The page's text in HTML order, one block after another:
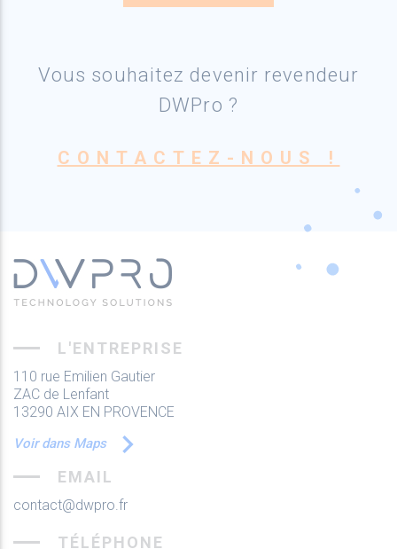
Vous souhaitez devenir revendeur
DWPro ?
CONTACTEZ-NOUS !
L'ENTREPRISE
110 rue Emilien Gautier
ZAC de Lenfant
13290 AIX EN PROVENCE
Voir dans Maps
EMAIL
contact@dwpro.fr
TÉLÉPHONE